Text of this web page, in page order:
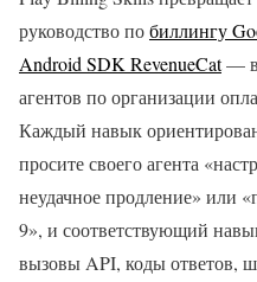
руководство побиллингу
Android SDK RevenueCat— в
агентов по организации
Каждый навык
просите своего агента
неудачное продление» или
9», и соответствующий
вызовы API, коды ответов,